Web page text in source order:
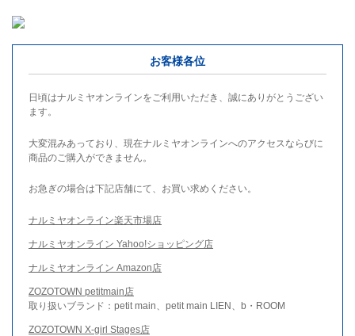
お客様各位
日頃はナルミヤオンラインをご利用いただき、誠にありがとうござい
ます。
大変混みあっており、現在ナルミヤオンラインへのアクセスならびに
商品のご購入ができません。
お急ぎの場合は下記店舗にて、お買い求めください。
ナルミヤオンライン楽天市場店
ナルミヤオンライン Yahoo!ショッピング店
ナルミヤオンライン Amazon店
ZOZOTOWN petitmain店
取り扱いブランド：petit main、petit main LIEN、b・ROOM
ZOZOTOWN X-girl Stages店